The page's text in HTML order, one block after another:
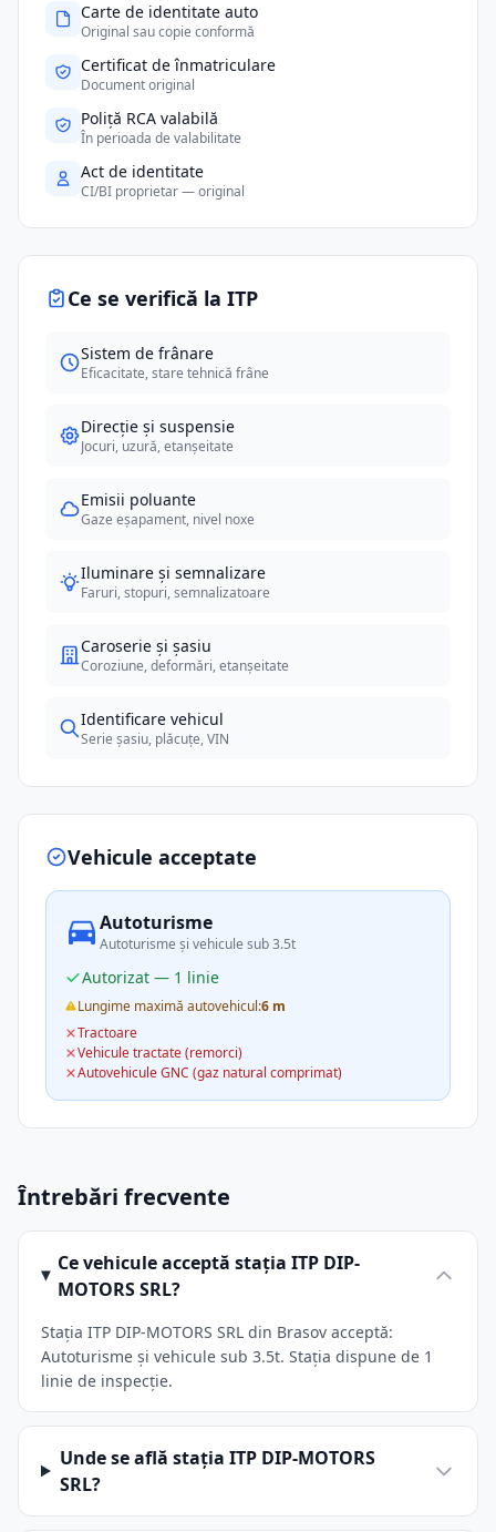
Carte de identitate auto
Original sau copie conformă
Certificat de înmatriculare
Document original
Poliță RCA valabilă
În perioada de valabilitate
Act de identitate
CI/BI proprietar — original
Ce se verifică la ITP
Sistem de frânare
Eficacitate, stare tehnică frâne
Direcție și suspensie
Jocuri, uzură, etanșeitate
Emisii poluante
Gaze eșapament, nivel noxe
Iluminare și semnalizare
Faruri, stopuri, semnalizatoare
Caroserie și șasiu
Coroziune, deformări, etanșeitate
Identificare vehicul
Serie șasiu, plăcuțe, VIN
Vehicule acceptate
Autoturisme
Autoturisme și vehicule sub 3.5t
Autorizat — 1 linie
Lungime maximă autovehicul:6 m
Tractoare
Vehicule tractate (remorci)
Autovehicule GNC (gaz natural comprimat)
Întrebări frecvente
Ce vehicule acceptă stația ITP DIP-
MOTORS SRL?
Stația ITP DIP-MOTORS SRL din Brasov acceptă:
Autoturisme și vehicule sub 3.5t. Stația dispune de 1
linie de inspecție.
Unde se află stația ITP DIP-MOTORS
SRL?